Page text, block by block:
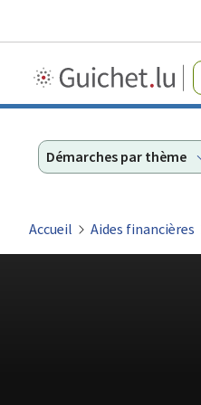
Démarches par thème
Accueil Aides financières